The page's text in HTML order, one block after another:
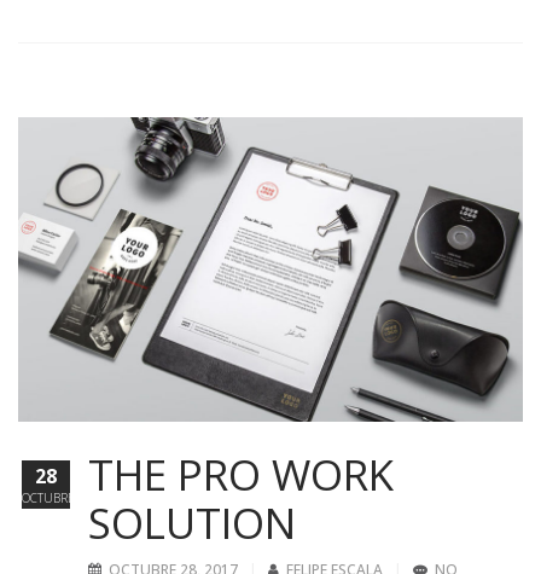
THE PRO WORK
SOLUTION
OCTUBRE 28, 2017 FELIPE ESCALA
NO
28
OCTUBRE